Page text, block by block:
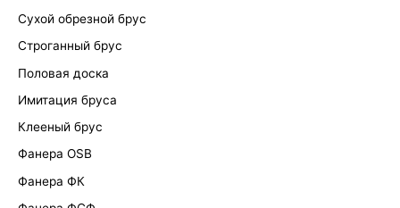
Сухой обрезной брус
Строганный брус
Половая доска
Имитация бруса
Клееный брус
Фанера OSB
Фанера ФК